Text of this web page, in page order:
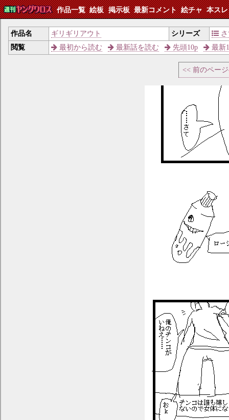
作品一覧 絵板 掲示板 最新コメント 絵チャ 本スレ
作品名 ギリギリアウト シリーズ
閲覧
最初から読む 最新話を読む 先頭10p 最新
<< 前のペー